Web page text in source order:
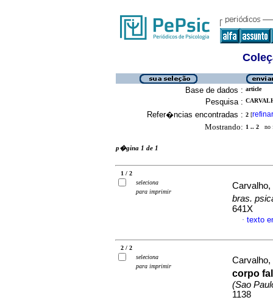
Base de dados : article
Pesquisa :
Refer�ncias encontradas : 2 [refinar
Mostrando: 1 .. 2 no
p�gina 1 de 1
1 / 2
seleciona
para imprimir
bras.
641X
· texto
2 / 2
seleciona
para imprimir
corpo
(Sao
1138